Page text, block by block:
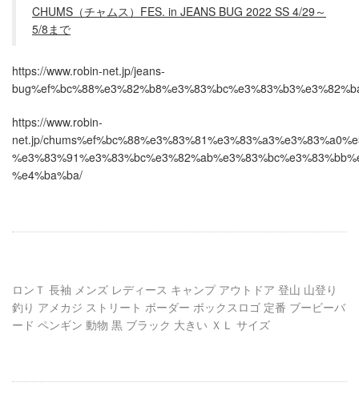
CHUMS（チャムス）FES. in JEANS BUG 2022 SS 4/29～
5/8まで
https://www.robin-net.jp/jeans-
https://www.robin-
net.jp/
%e4%ba%ba/
ロンＴ 長袖 メンズ レディース キャンプ アウトドア 登山 山登り
釣り アメカジ ストリート ボーダー ボックスロゴ 定番 ブービーバ
ード ペンギン 動物 黒 ブラック 大きい ＸＬ サイズ